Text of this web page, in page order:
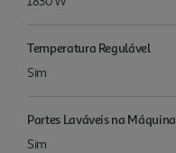
Temperatura Regulável
Sim
Partes Laváveis na Máquina
Sim